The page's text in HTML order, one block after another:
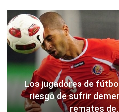
Los jugadores de
riesgo de sufrir
remates